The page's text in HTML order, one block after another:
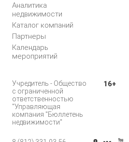
Аналитика
недвижимости
Каталог компаний
Партнеры
Календарь
мероприятий
Учредитель - Общество
с ограниченной
ответственностью
"Управляющая
компания "Бюллетень
недвижимости"
16+